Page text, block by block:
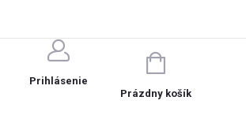
Prihlásenie
NÁKUPNÝ
KOŠÍK
Prázdny košík